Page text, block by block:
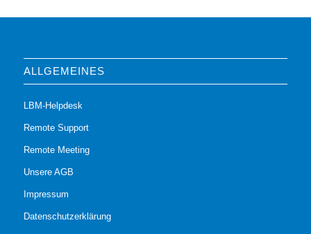
ALLGEMEINES
LBM-Helpdesk
Remote Support
Remote Meeting
Unsere AGB
Impressum
Datenschutzerklärung